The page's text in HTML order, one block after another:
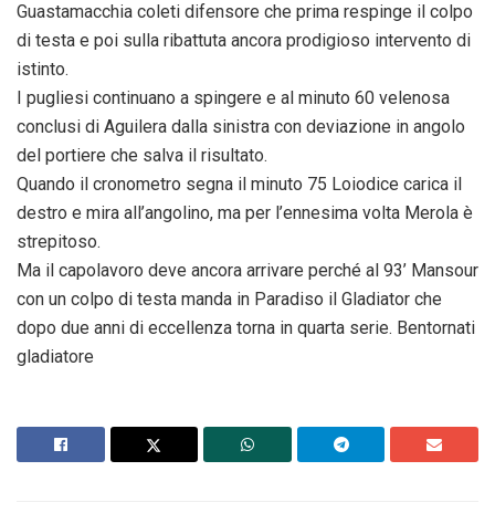
Guastamacchia coleti difensore che prima respinge il colpo
di testa e poi sulla ribattuta ancora prodigioso intervento di
istinto.
I pugliesi continuano a spingere e al minuto 60 velenosa
conclusi di Aguilera dalla sinistra con deviazione in angolo
del portiere che salva il risultato.
Quando il cronometro segna il minuto 75 Loiodice carica il
destro e mira all’angolino, ma per l’ennesima volta Merola è
strepitoso.
Ma il capolavoro deve ancora arrivare perché al 93’ Mansour
con un colpo di testa manda in Paradiso il Gladiator che
dopo due anni di eccellenza torna in quarta serie. Bentornati
gladiatore